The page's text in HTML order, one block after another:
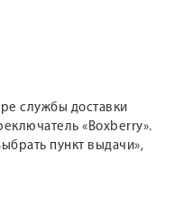
службы доставки
«Boxberry».
пункт выдачи»,